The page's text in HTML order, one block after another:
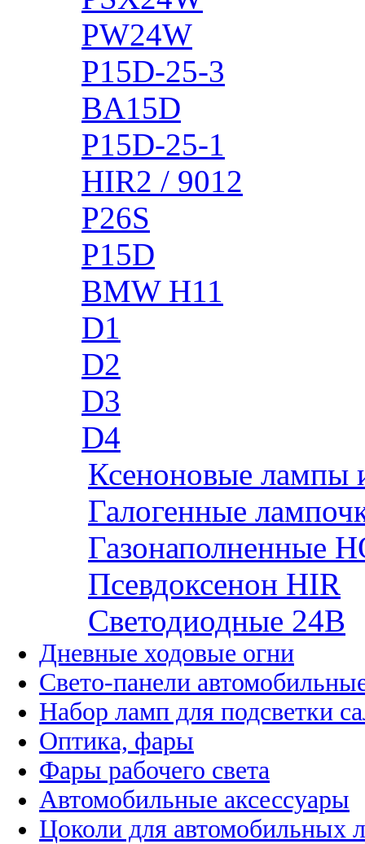
PW24W
P15D-25-3
BA15D
P15D-25-1
HIR2 / 9012
P26S
P15D
BMW H11
D1
D2
D3
D4
Ксеноновые лампы
Галогенные
Газонаполненные
Псевдоксенон HIR
Cветодиодные 24B
Дневные ходовые огни
Свето-панели
Набор ламп для подсветки
Оптика, фары
Фары рабочего света
Автомобильные аксессуары
Цоколи для автомобильных